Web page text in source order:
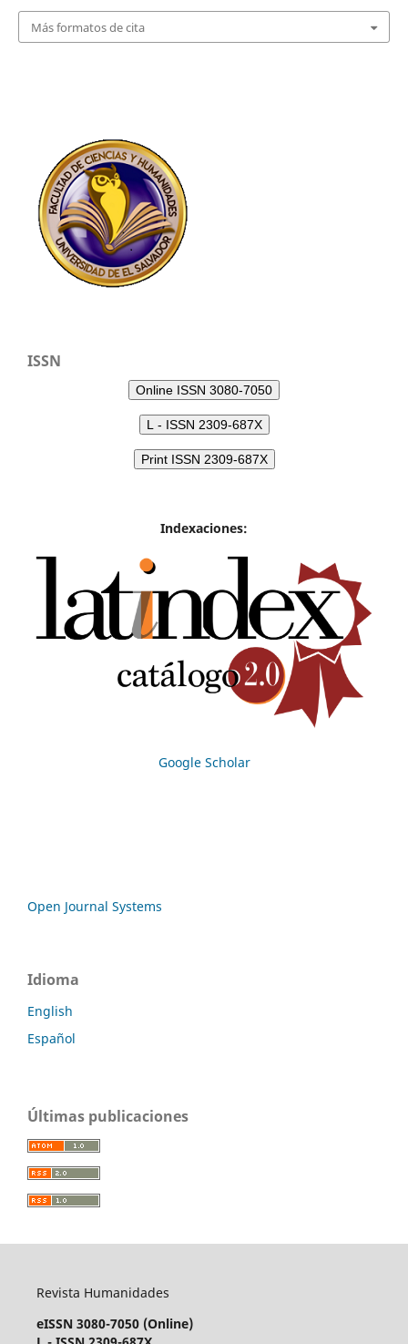
Más formatos de cita
ISSN
Online ISSN 3080-7050
L - ISSN 2309-687X
Print ISSN 2309-687X
Indexaciones:
Google Scholar
Open Journal Systems
Idioma
English
Español
Últimas publicaciones
Revista Humanidades
eISSN 3080-7050 (Online)